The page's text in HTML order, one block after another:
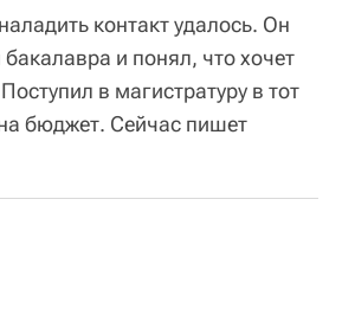
контакт удалось. Он
и понял, что хочет
в магистратуру в тот
бюджет. Сейчас пишет